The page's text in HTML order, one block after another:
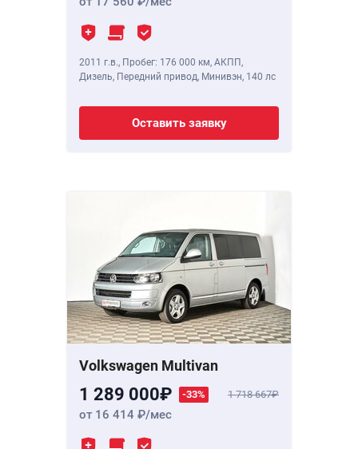
2011 г.в., Пробег: 176 000 км, АКПП,
Дизель, Передний привод, Минивэн, 140 лс
Оставить заявку
Volkswagen Multivan
1 289 000 -33% 1 718 667
от 16 414 /мес